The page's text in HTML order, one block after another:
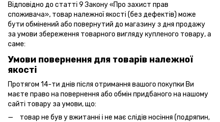
Відповідно до статті 9 Закону «Про захист прав
споживача», товар належної якості (без дефектів) може
бути обмінений або повернутий до магазину з дня продажу
за умови збереження товарного вигляду купленого товару, а
саме:
Умови повернення для товарів належної
якості
Протягом 14-ти днів після отримання вашого покупки Ви
маєте право на повернення або обмін придбаного на нашому
сайті товару за умови, що:
товар не був у вжитанні і не має слідів носіння (подряпин,